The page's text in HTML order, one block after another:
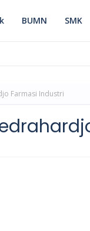
BUMN SMK
Farmasi Industri